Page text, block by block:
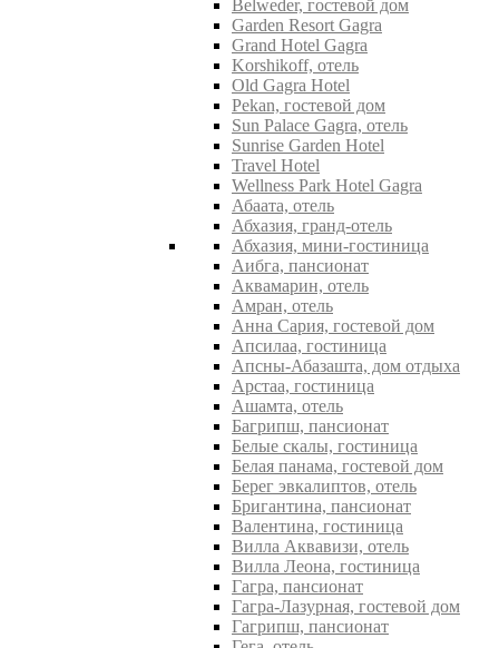
Belweder, гостевой дом
Garden Resort Gagra
Grand Hotel Gagra
Korshikoff, отель
Old Gagra Hotel
Pekan, гостевой дом
Sun Palace Gagra, отель
Sunrise Garden Hotel
Travel Hotel
Wellness Park Hotel Gagra
Абаата, отель
Абхазия, гранд-отель
Абхазия, мини-гостиница
Аибга, пансионат
Аквамарин, отель
Амран, отель
Анна Сария, гостевой дом
Апсилаа, гостиница
Апсны-Абазашта, дом отдыха
Арстаа, гостиница
Ашамта, отель
Багрипш, пансионат
Белые скалы, гостиница
Белая панама, гостевой дом
Берег эвкалиптов, отель
Бригантина, пансионат
Валентина, гостиница
Вилла Аквавизи, отель
Вилла Леона, гостиница
Гагра, пансионат
Гагра-Лазурная, гостевой дом
Гагрипш, пансионат